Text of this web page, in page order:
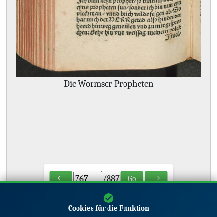
Die Wormser Propheten
/887 Go
Cookies für die Funktion